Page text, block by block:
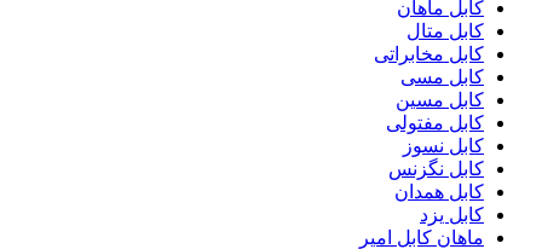
کابل ماهان
کابل متال
کابل مخابراتی
کابل مسی
کابل مسین
کابل مفتولی
کابل نسوز
کابل نگزنس
کابل همدان
کابل یزد
ماهان کابل امیر